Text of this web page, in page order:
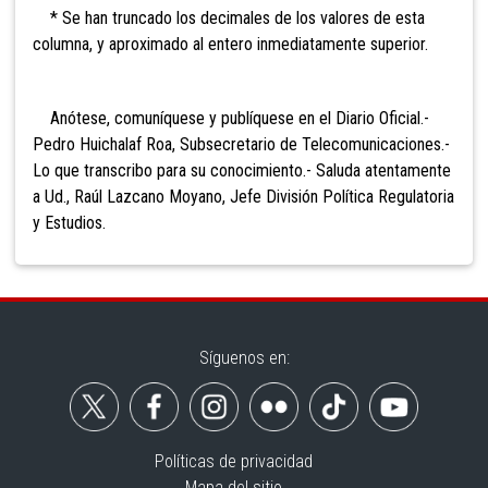
* Se han truncado los decimales de los valores de esta
columna, y aproximado al entero inmediatamente superior.
Anótese, comuníquese y publíquese en el Diario Oficial.-
Pedro Huichalaf Roa, Subsecretario de Telecomunicaciones.-
Lo que transcribo para su conocimiento.- Saluda atentamente
a Ud., Raúl Lazcano Moyano, Jefe División Política Regulatoria
y Estudios.
Síguenos en:
Políticas de privacidad